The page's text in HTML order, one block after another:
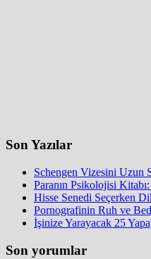
Son Yazılar
Schengen Vizesini Uzun
Paranın Psikolojisi
Hisse Senedi Seçerken
Pornografinin Ruh ve
İşinize Yarayacak 25
Son yorumlar